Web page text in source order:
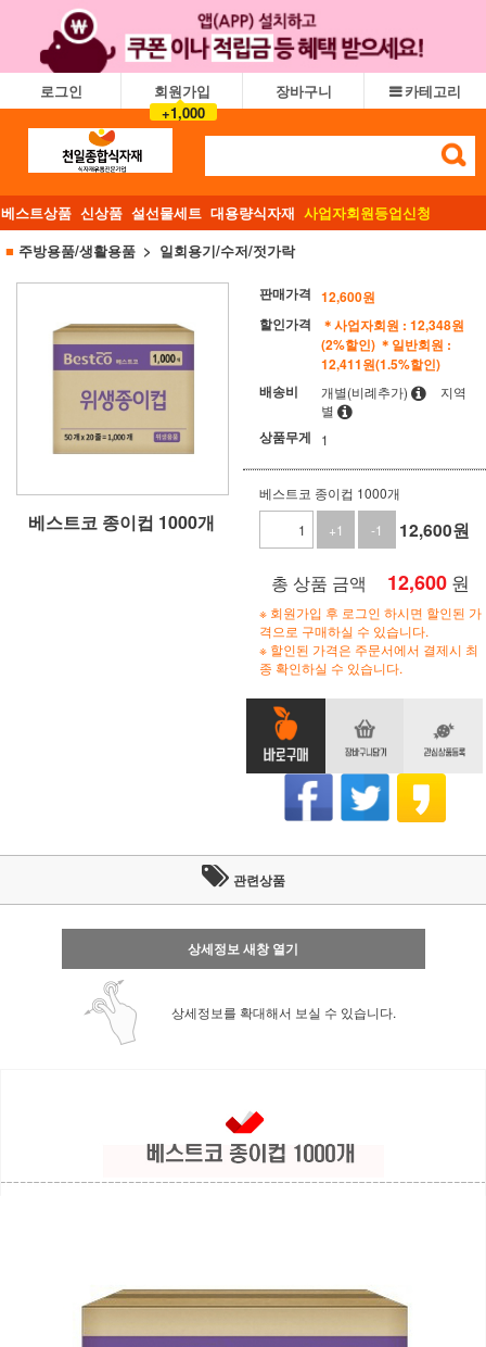
로그인
회원가입
+1,000
장바구니 카테고리
베스트상품 신상품 설선물세트 대용량식자재 사업자회원등업신청
■ 주방용품/생활용품 일회용기/수저/젓가락
베스트코 종이컵 1000개
판매가격 12,600원
할인가격
＊사업자회원 : 12,348원
(2%할인) ＊일반회원 :
12,411원(1.5%할인)
배송비
개별(비례추가)
지역
별
상품무게 1
베스트코 종이컵 1000개
+1
-1 12,600원
총 상품 금액 12,600 원
※ 회원가입 후 로그인 하시면 할인된 가
격으로 구매하실 수 있습니다.
※ 할인된 가격은 주문서에서 결제시 최
종 확인하실 수 있습니다.
관련상품
상세정보 새창 열기
상세정보를 확대해서 보실 수 있습니다.